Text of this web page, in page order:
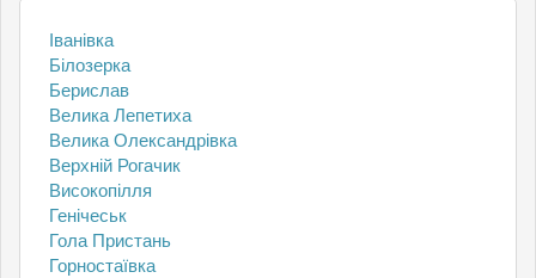
Іванівка
Білозерка
Берислав
Велика Лепетиха
Велика Олександрівка
Верхній Рогачик
Високопілля
Генічеськ
Гола Пристань
Горностаївка